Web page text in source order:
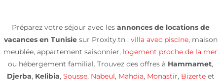
Préparez votre séjour avec les annonces de locations de
vacances en Tunisiesur Proxity.tn : villa avec piscine, maison
meublée, appartement saisonnier, logement proche de la mer
ou hébergement familial. Trouvez des offres à Hammamet,
Djerba, Kelibia, Sousse, Nabeul, Mahdia,Monastir, Bizerteet